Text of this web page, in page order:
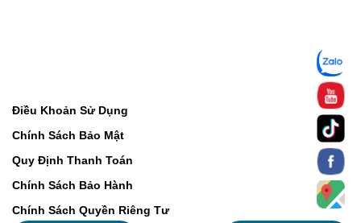
Điều Khoản Sử Dụng
Chính Sách Bảo Mật
Quy Định Thanh Toán
Chính Sách Bảo Hành
Chính Sách Quyền Riêng Tư